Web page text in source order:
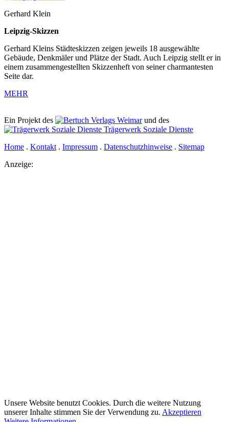
Gerhard Klein
Leipzig-Skizzen
Gerhard Kleins Städteskizzen zeigen jeweils 18 ausgewählte
Gebäude, Denkmäler und Plätze der Stadt. Auch Leipzig stellt er in
einem zusammengestellten Skizzenheft von seiner charmantesten
Seite dar.
MEHR
Ein Projekt des Verlags Weimarund des
Trägerwerk Soziale Dienste
Home . Kontakt . Impressum . Datenschutzhinweise . Sitemap
Anzeige:
Unsere Website benutzt Cookies. Durch die weitere Nutzung
unserer Inhalte stimmen Sie der Verwendung zu. Akzeptieren